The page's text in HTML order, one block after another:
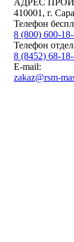
АДРЕС
410001, г.
Телефон
8 (800) 600-
Телефон
8 (8452) 68-
E-mail:
zakaz@rsm-